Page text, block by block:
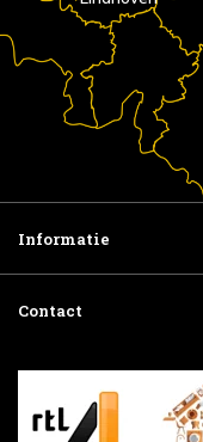
Informatie
Contact